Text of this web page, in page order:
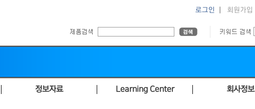
로그인 회원가입
정보자료 Learning Center 회사정보